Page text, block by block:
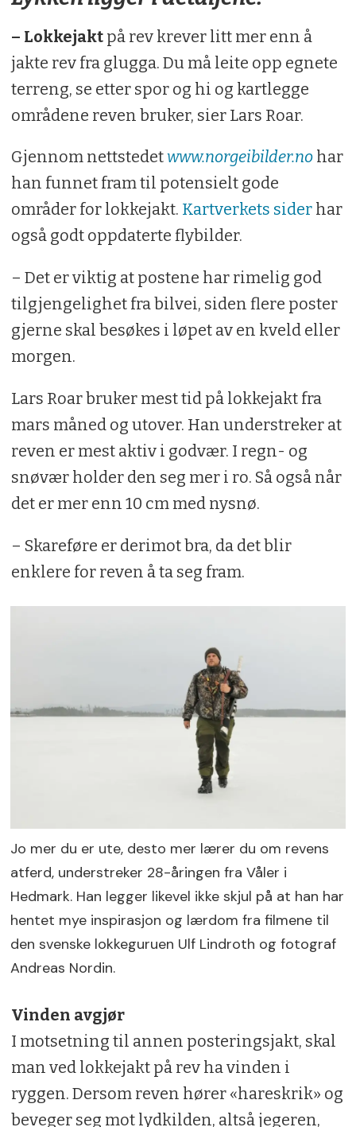
– Lokkejaktpå rev krever litt mer enn å
jakte rev fra glugga. Du må leite opp egnete
terreng, se etter spor og hi og kartlegge
områdene reven bruker, sier Lars Roar.
Gjennom nettstedetwww.norgeibilder.nohar
han funnet fram til potensielt gode
områder for lokkejakt. Kartverkets siderhar
også godt oppdaterte flybilder.
– Det er viktig at postene har rimelig god
tilgjengelighet fra bilvei, siden flere poster
gjerne skal besøkes i løpet av en kveld eller
morgen.
Lars Roar bruker mest tid på lokkejakt fra
mars måned og utover. Han understreker at
reven er mest aktiv i godvær. I regn- og
snøvær holder den seg mer i ro. Så også når
det er mer enn 10 cm med nysnø.
– Skareføre er derimot bra, da det blir
enklere for reven å ta seg fram.
Jo mer du er ute, desto mer lærer du om revens
atferd, understreker 28-åringen fra Våler i
Hedmark. Han legger likevel ikke skjul på at han har
hentet mye inspirasjon og lærdom fra filmene til
den svenske lokkeguruen Ulf Lindroth og fotograf
Andreas Nordin.
Vinden avgjør
I motsetning til annen posteringsjakt, skal
man ved lokkejakt på rev ha vinden i
ryggen. Dersom reven hører «hareskrik» og
beveger seg mot lydkilden, altså jegeren,